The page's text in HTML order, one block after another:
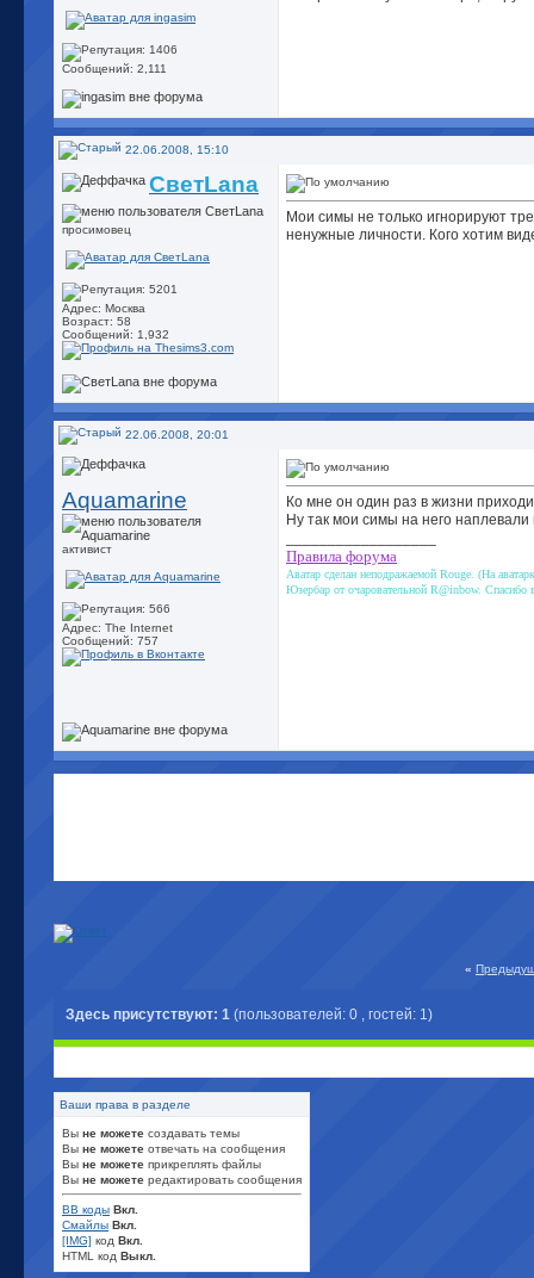
Сообщений: 2,111
22.06.2008, 15:10
СветLana
просимовец
Адрес: Москва
Возраст: 58
Сообщений: 1,932
Мои симы не только игнорируют
ненужные личности. Кого хотим
22.06.2008, 20:01
Aquamarine
активист
Адрес: The Internet
Сообщений: 757
Ко мне он один раз в жизни
Ну так мои симы на него
Правила форума
Аватар сделан неподражаемой Rouge. (На
Юзербар от очаровательной R@inbow. Спасибо
«
Здесь присутствуют: 1 (пользователей: 0 , гостей: 1)
Ваши права в разделе
Вы не можете создавать темы
Вы не можете отвечать на сообщения
Вы не можете прикреплять файлы
Вы не можете редактировать сообщения
BB коды Вкл.
Смайлы Вкл.
[IMG] код Вкл.
HTML код Выкл.